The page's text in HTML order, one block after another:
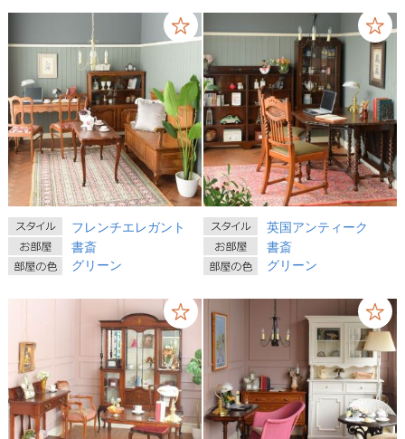
フレンチエレガント
書斎
グリーン
英国アンティーク
書斎
グリーン